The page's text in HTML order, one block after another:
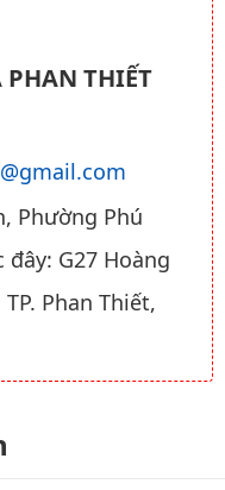
PHAN THIẾT
Phường Phú
G27 Hoàng
Phan Thiết,